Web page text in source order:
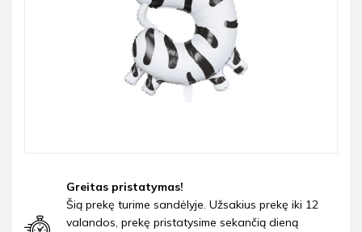
Greitas pristatymas!
Šią prekę turime sandėlyje. Užsakius prekę iki 12
valandos, prekę pristatysime sekančią dieną